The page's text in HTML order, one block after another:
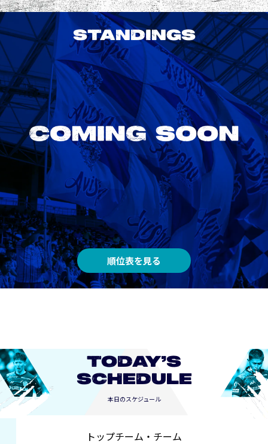
STANDINGS
順位表を見る
TODAY’S
SCHEDULE
本日のスケジュール
トップチーム・チーム